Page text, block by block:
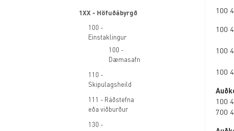
1XX - Höfuðábyrgð
100 -
Einstaklingur
100 -
Dæmasafn
110 -
Skipulagsheild
111 - Ráðstefna
eða viðburður
130 -
100
100
100
100
100
700